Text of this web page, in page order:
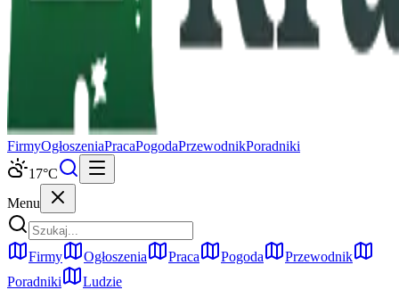
FirmyOgłoszeniaPracaPogodaPrzewodnikPoradniki
17°C
Menu
Firmy Ogłoszenia Praca Pogoda
Przewodnik
Poradniki
Ludzie